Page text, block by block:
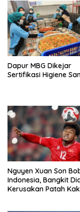
Dapur MBG Dikejar
Sertifikasi Higiene
Nguyen Xuan Son
Indonesia, Bangkit
Kerusakan Patah